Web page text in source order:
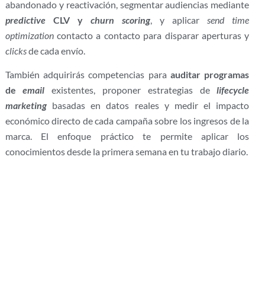
abandonado y reactivación, segmentar audiencias mediante
predictiveCLV y churn scoring, y aplicarsend time
optimizationcontacto a contacto para disparar aperturas y
clicksde cada envío.
También adquirirás competencias paraauditar programas
deemail existentes, proponer estrategias delifecycle
marketingbasadas en datos reales y medir el impacto
económico directo de cada campaña sobre los ingresos de la
marca. El enfoque práctico te permite aplicar los
conocimientos desde la primera semana en tu trabajo diario.